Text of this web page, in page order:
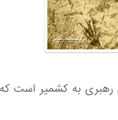
رهبری به کشمیر است